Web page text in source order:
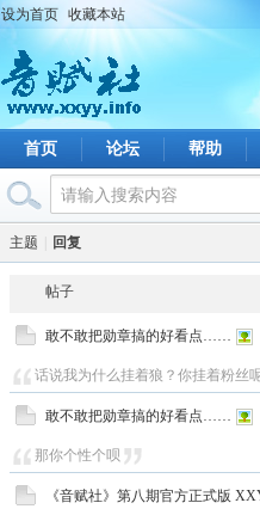
设为首页 收藏本站
首页 论坛 帮助
主题 回复
帖子
敢不敢把勋章搞的好看点……
话说我为什么挂着狼？你挂着粉丝
敢不敢把勋章搞的好看点……
那你个性个呗
《音赋社》第八期官方正式版